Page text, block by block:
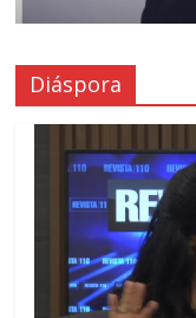
Diáspora